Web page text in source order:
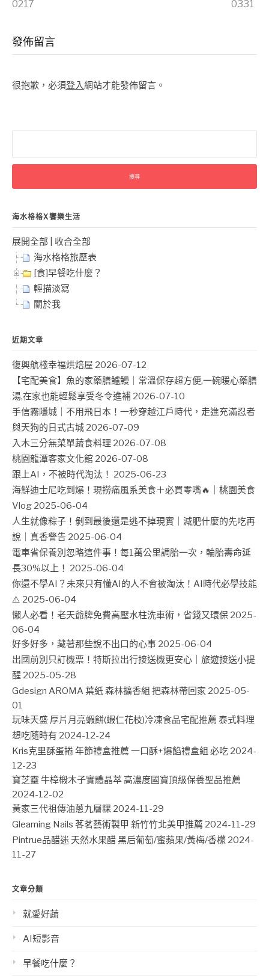
Reading
0217 0331
發佈留言
很抱歉，必須登入網站才能發佈留言。
關
字:
海水格格X饗樂生活
展開全部
收合全部
海水格格旅歷表
[食]早餐吃什麼？
輕描淡寫
關於我
近期文章
復興航棧幸福烘焙屋 2026-07-12
【宅配美食】魚的家藥膳鱸鰻｜常溫保存超方便,一碗暖心藥膳
湯,在家也能輕鬆享受冬令進補 2026-07-10
手信霧隱城｜不用飛日本！一秒穿越江戶時代，走進充滿忍者
與天狗的日式古城 2026-07-09
入木三分無菜單蔬食料理 2026-07-08
桃園龍潭客家文化館 2026-07-08
跟上AI，不被時代淘汰！ 2025-06-23
海鮮迪士尼吃到爆！現撈痛風系美食＋必買零嘴🔥｜桃園美食
Vlog 2025-06-04
人生就像粽子！剝到最後還是逃不掉現實｜減肥什麼的先吃再
說｜真香警告 2025-06-04
電車省保養別忽略這件事！每1萬公里調胎一次，輪胎壽命延
長30%以上！ 2025-06-04
你還不學AI？未來只有懂AI的人不會被淘汰！AI時代必學技能
⚠️ 2025-06-04
懶人必看！老天爺牌免費高壓水柱洗車術，省錢又環保 2025-
06-04
好多好多，藏著那些說不出口的心事 2025-06-04
出國前別只訂機票！特斯拉出行接送機更安心｜旅遊接送小提
醒 2025-05-28
Gdesign AROMA 葉紙 森林擴香組 把森林帶回家 2025-05-
01
玩味天盛 厚片月亮蝦餅(蝦仁花枝)冷凍食品宅配推薦 泰式料理
想吃隨時有 2024-12-24
Kris克里酥蛋捲 年節禮盒推薦 一口酥+爆餡禮盒組 必吃 2024-
12-23
寶芝靈 牛樟椴木子實體晶萃 高濃度國寶頂級保養聖品推薦
2024-12-02
黃家三代祖傳油蔥九層粿 2024-11-29
Gleaming Nails 茖茗藝術製甲 新竹竹北美甲推薦 2024-11-29
Pintrue品醋迷 天然水果醋 黑后葡萄/蜜蘋果/黃梅/香檬 2024-
11-27
文章分類
就愛好蔬
AI短影音
早餐吃什麼？